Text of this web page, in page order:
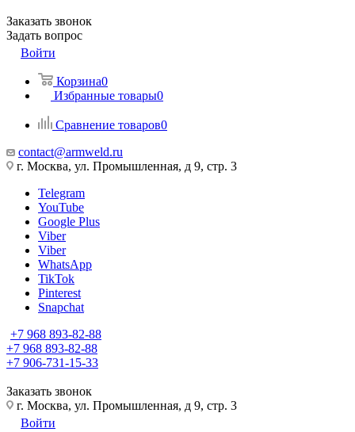
Заказать звонок
Задать вопрос
Войти
Корзина0
Избранные товары0
Сравнение товаров0
contact@armweld.ru
г. Москва, ул. Промышленная, д 9, стр. 3
Telegram
YouTube
Google Plus
Viber
Viber
WhatsApp
TikTok
Pinterest
Snapchat
+7 968 893-82-88
+7 968 893-82-88
+7 906-731-15-33
Заказать звонок
г. Москва, ул. Промышленная, д 9, стр. 3
Войти